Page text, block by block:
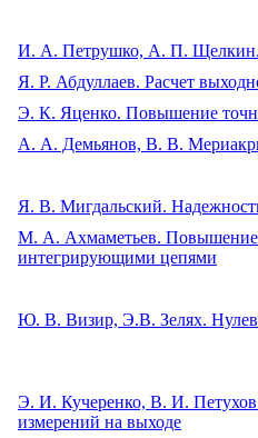
И. А. Петрушко, А. П. Щелкин.
Я. Р. Абдуллаев. Расчет
Э. К. Яценко. Повышение
А. А. Демьянов, В. В.
Я. В. Мигдальский.
М. А. Ахмаметьев. Повышение
интегрирующими цепями
Ю. В. Визир, Э.В. Зелях.
Э. И. Кучеренко, В. И. Петухов.
измерений на выходе